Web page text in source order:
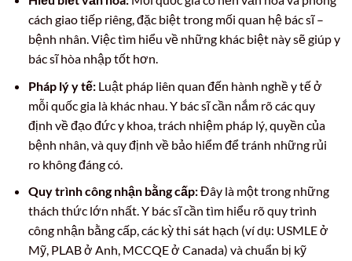
cách giao tiếp riêng, đặc biệt trong mối quan hệ bác sĩ –
bệnh nhân. Việc tìm hiểu về những khác biệt này sẽ giúp y
bác sĩ hòa nhập tốt hơn.
Pháp lý y tế:Luật pháp liên quan đến hành nghề y tế ở
mỗi quốc gia là khác nhau. Y bác sĩ cần nắm rõ các quy
định về đạo đức y khoa, trách nhiệm pháp lý, quyền của
bệnh nhân, và quy định về bảo hiểm để tránh những rủi
ro không đáng có.
Quy trình công nhận bằng cấp:Đây là một trong những
thách thức lớn nhất. Y bác sĩ cần tìm hiểu rõ quy trình
công nhận bằng cấp, các kỳ thi sát hạch (ví dụ: USMLE ở
Mỹ, PLAB ở Anh, MCCQE ở Canada) và chuẩn bị kỹ